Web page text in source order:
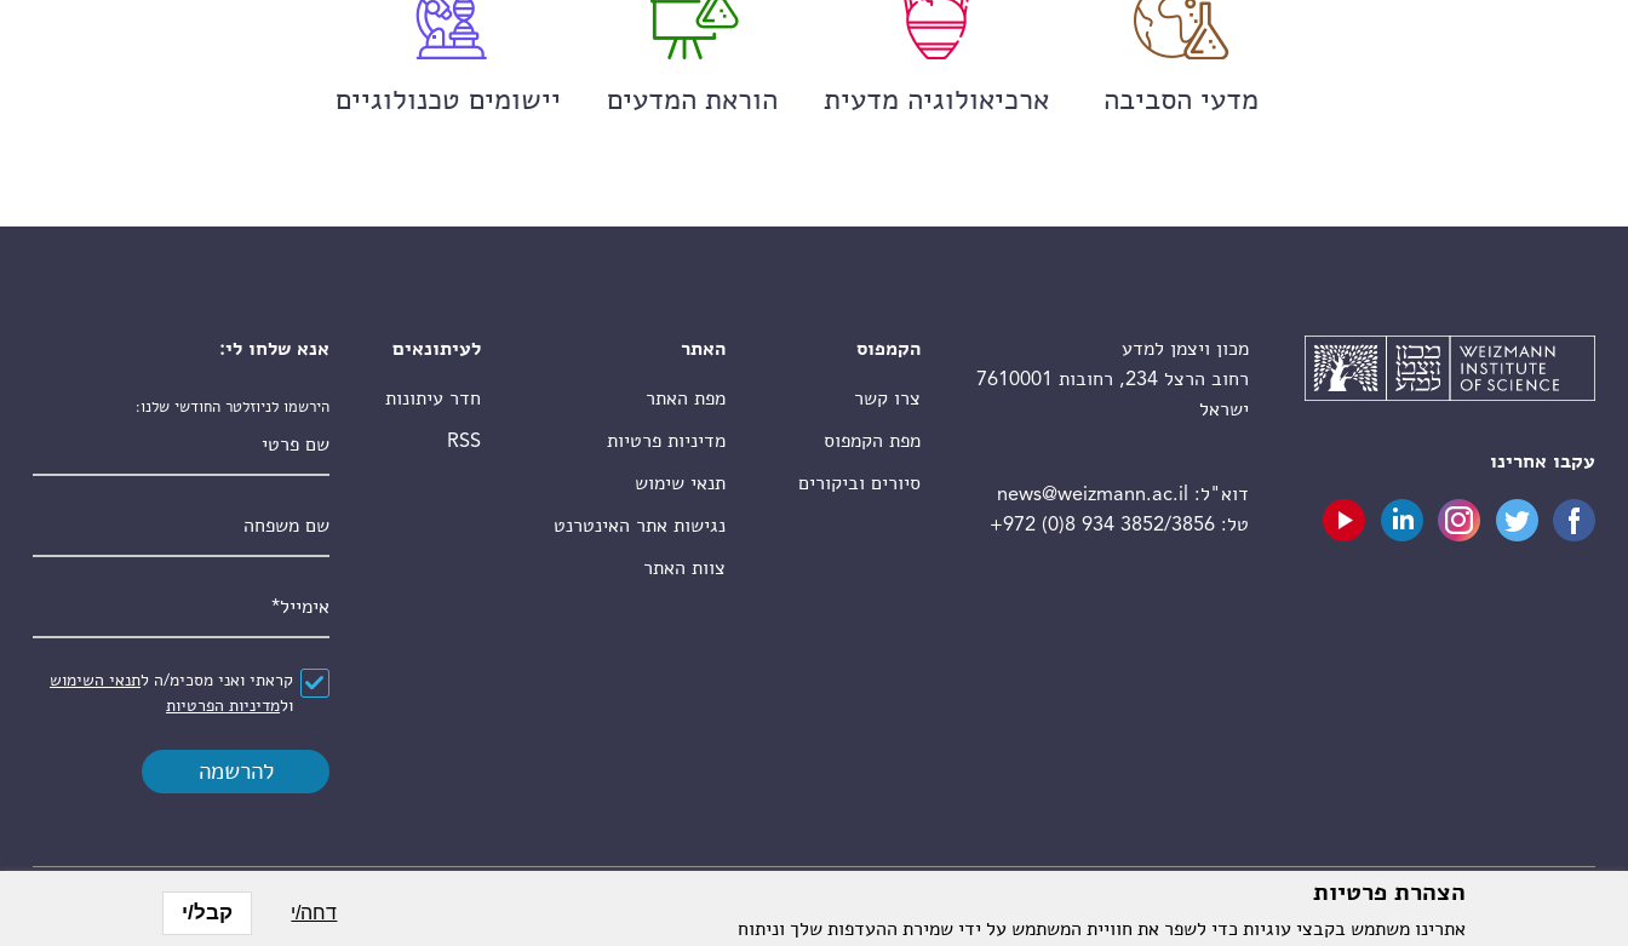
מדעי הסביבה ארכיאולוגיה מדעית הוראת המדעים יישומים טכנולוגיים
עקבו אחרינו
מכון ויצמן למדע
רחוב הרצל 234, רחובות 7610001
ישראל
דוא"ל:
news@weizmann.ac.il
טל:+972 (0)8 934 3852/3856
הקמפוס
צרו קשר
מפת הקמפוס
סיורים וביקורים
האתר
מפת האתר
מדיניות פרטיות
תנאי שימוש
נגישות אתר האינטרנט
צוות האתר
לעיתונאים
חדר עיתונות
RSS
אנא שלחו לי:
הירשמו לניוזלטר החודשי שלנו:
הסכם*
קראתי ואני מסכימ/ה לתנאי השימוש
ולמדיניות הפרטיות
מכון ויצמן למדע. כל הזכויות שמורות
הצהרת פרטיות
אתרינו משתמש בקבצי עוגיות כדי לשפר את חוויית המשתמש על ידי שמירת ההעדפות שלך וניתוח
דחה/י קבל/י